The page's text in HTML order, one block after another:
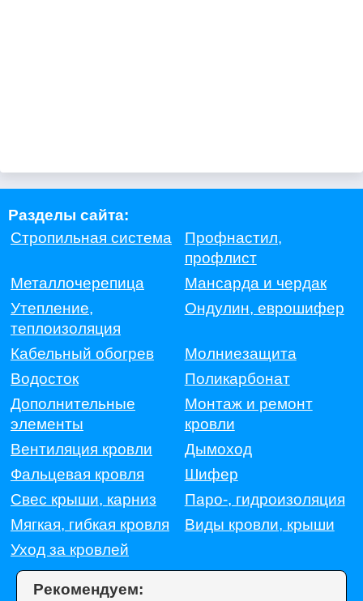
Разделы сайта:
Стропильная система
Профнастил,
профлист
Металлочерепица
Мансарда и чердак
Утепление,
теплоизоляция
Ондулин, еврошифер
Кабельный обогрев
Молниезащита
Водосток
Поликарбонат
Дополнительные
элементы
Монтаж и ремонт
кровли
Вентиляция кровли
Дымоход
Фальцевая кровля
Шифер
Свес крыши, карниз
Паро-, гидроизоляция
Мягкая, гибкая кровля
Виды кровли, крыши
Уход за кровлей
Рекомендуем: